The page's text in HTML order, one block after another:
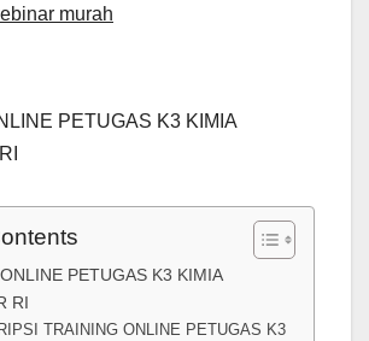
murah
PETUGAS K3 KIMIA
PETUGAS K3 KIMIA
RI
TRAINING ONLINE PETUGAS K3